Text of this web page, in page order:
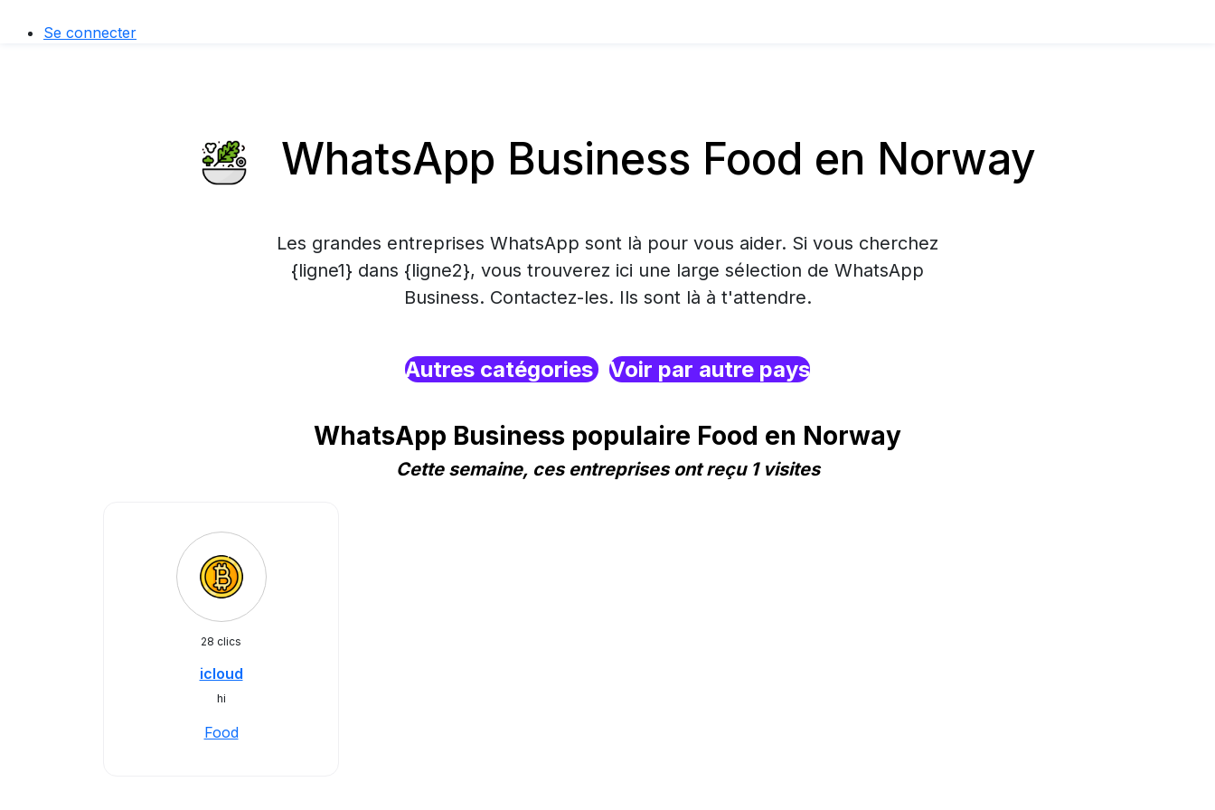
Se connecter
WhatsApp Business Food en Norway
Les grandes entreprises WhatsApp sont là pour vous aider. Si vous cherchez
{ligne1} dans {ligne2}, vous trouverez ici une large sélection de WhatsApp
Business. Contactez-les. Ils sont là à t'attendre.
Autres catégories Voir par autre pays
WhatsApp Business populaire Food en Norway
Cette semaine, ces entreprises ont reçu 1 visites
28 clics
icloud
hi
Food